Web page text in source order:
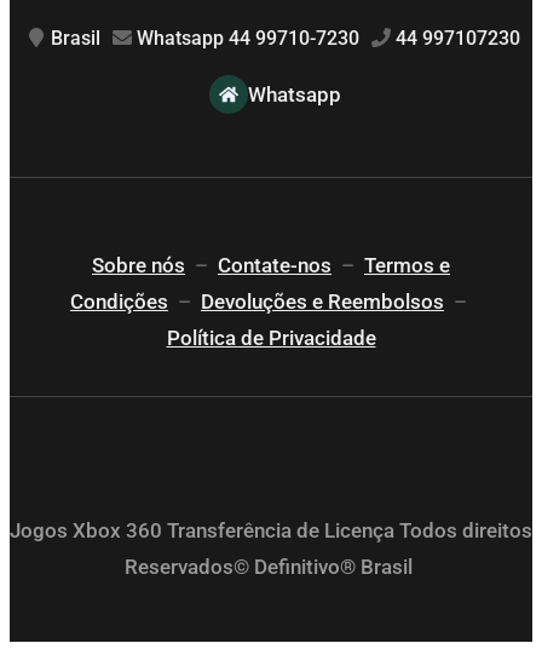
Brasil Whatsapp 44 99710-7230 44 997107230
Whatsapp
Sobre nós – Contate-nos – Termos e
Condições – Devoluções e Reembolsos –
Política de Privacidade
Jogos Xbox 360 Transferência de Licença Todos direitos
Reservados© Definitivo® Brasil